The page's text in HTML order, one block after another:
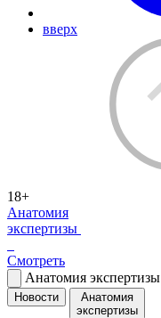
вверх
18+
Анатомия
экспертизы
Смотреть
Анатомия экспертизы
Новости
Анатомия
экспертизы